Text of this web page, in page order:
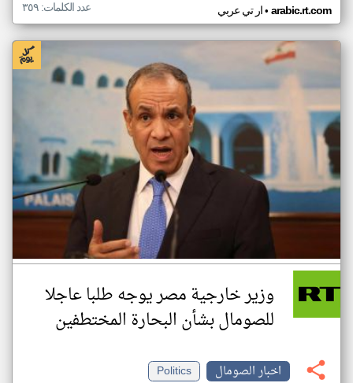
ار تي عربي• arabic.rt.com عدد الكلمات: ٣٥٩
وزير خارجية مصر يوجه طلبا عاجلا
للصومال بشأن البحارة المختطفين
اخبار الصومال
Politics